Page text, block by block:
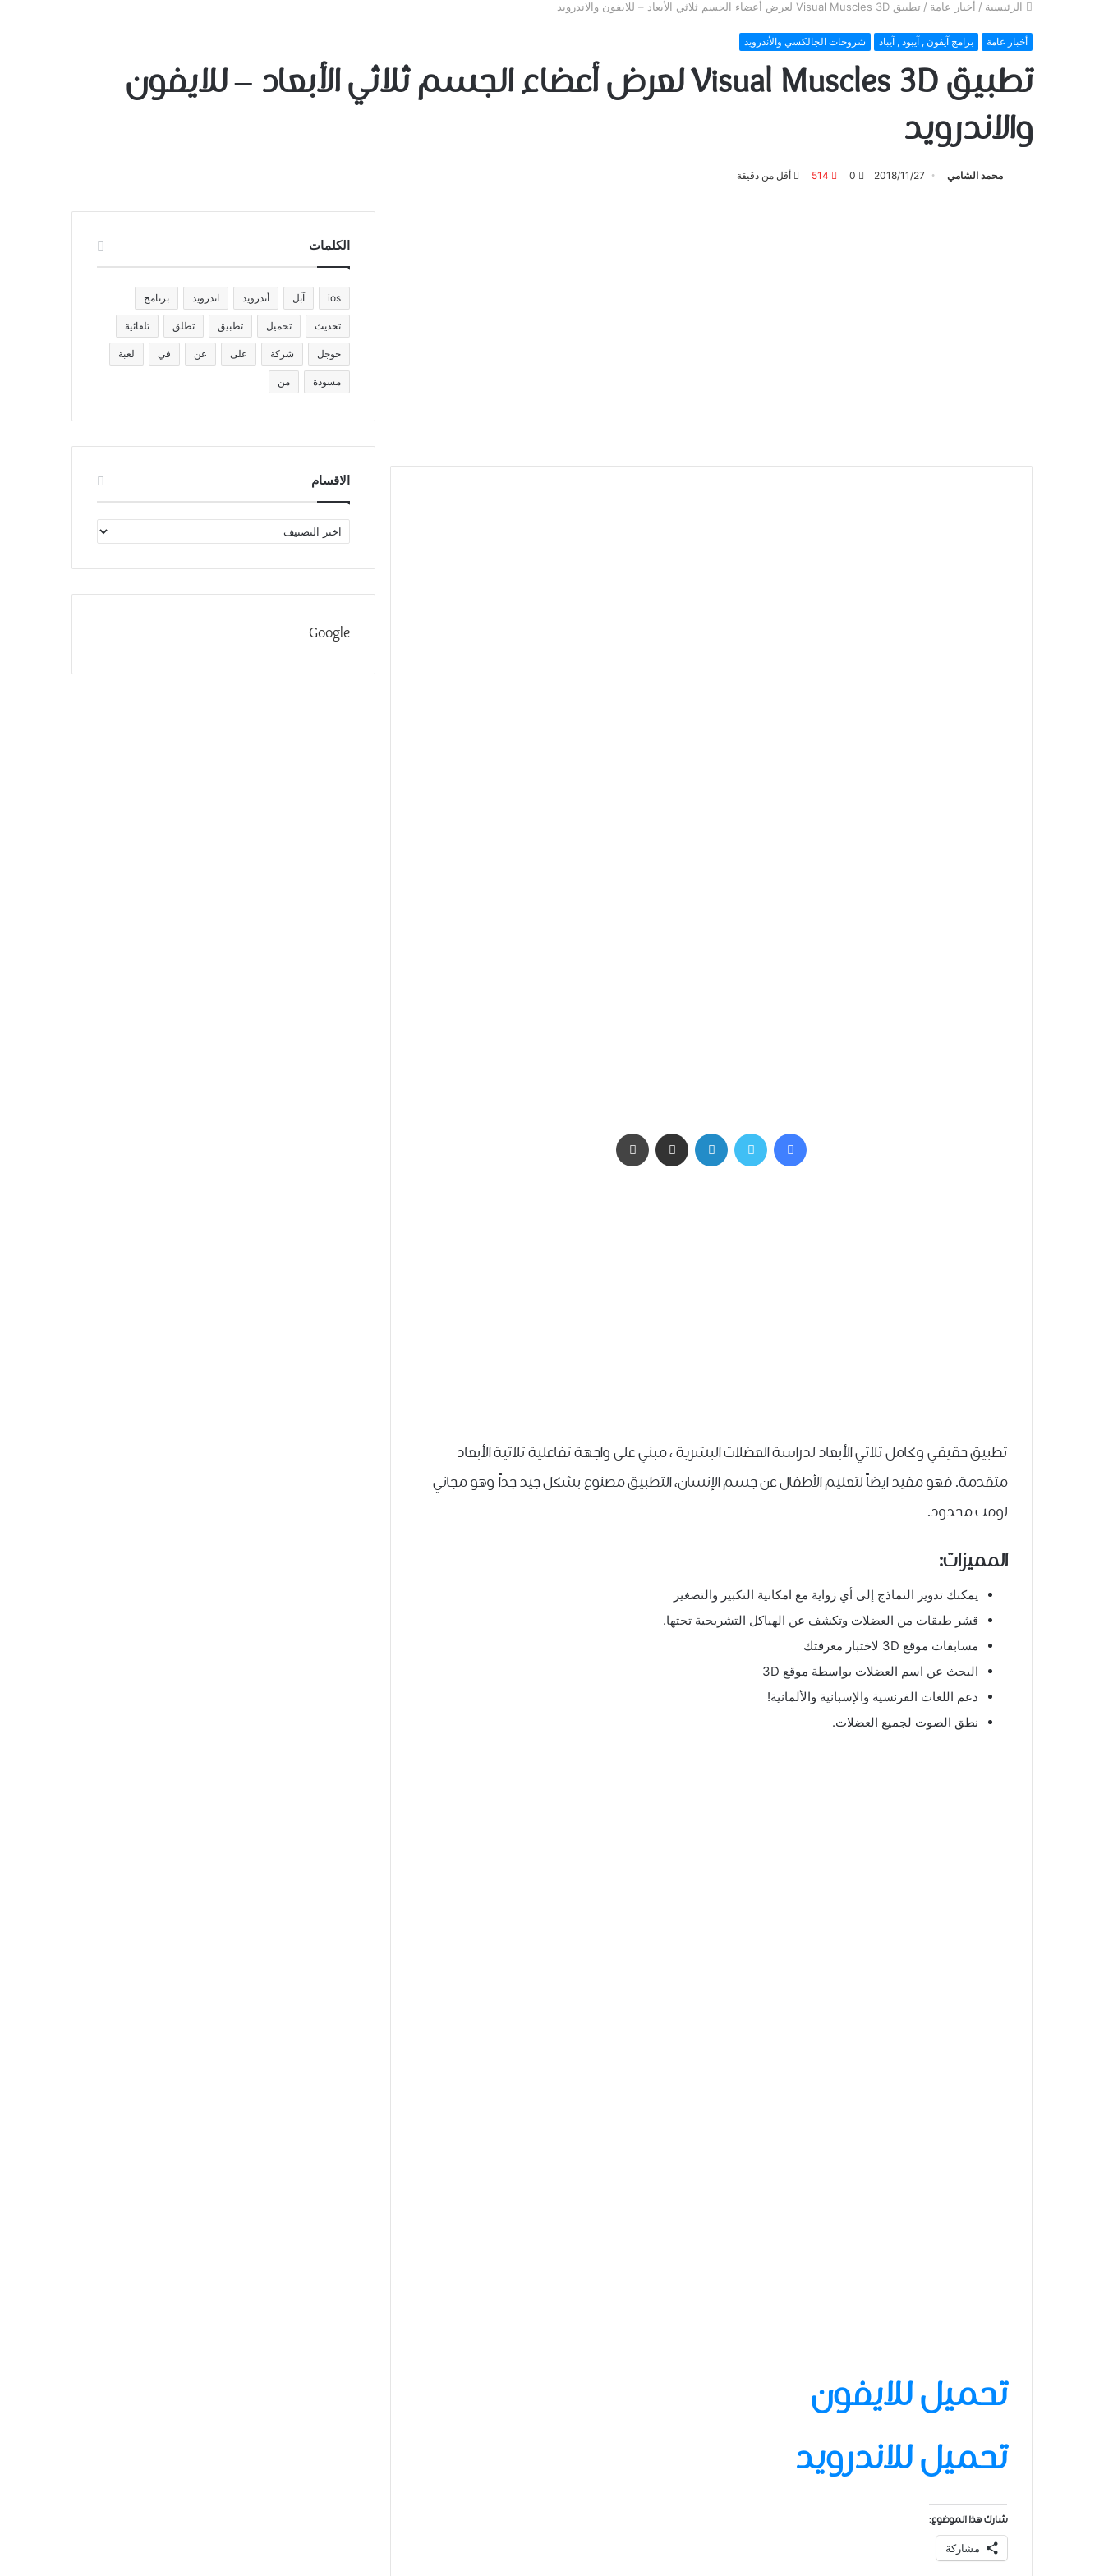
الرئيسية / أخبار عامة / تطبيق Visual Muscles 3D لعرض أعضاء الجسم ثلاثي الأبعاد – للايفون والاندرويد
أخبار عامة برامج آيفون , آيبود , آيباد شروحات الجالكسي والأندرويد
تطبيق Visual Muscles 3D لعرض أعضاء الجسم ثلاثي الأبعاد – للايفون
والاندرويد
محمد الشامي 2018/11/27
0
514 أقل من دقيقة
فيسبوك تويتر لينكدإن مشاركة عبر البريد
تطبيق حقيقي وكامل ثلاثي الأبعاد لدراسة العضلات البشرية ، مبني على واجهة تفاعلية ثلاثية الأبعاد
متقدمة. فهو مفيد ايضاً لتعليم الأطفال عن جسم الإنسان، التطبيق مصنوع بشكل جيد جداً وهو مجاني
لوقت محدود.
المميزات:
يمكنك تدوير النماذج إلى أي زواية مع امكانية التكبير والتصغير
قشر طبقات من العضلات وتكشف عن الهياكل التشريحية تحتها.
مسابقات موقع 3D لاختبار معرفتك
البحث عن اسم العضلات بواسطة موقع 3D
دعم اللغات الفرنسية والإسبانية والألمانية!
نطق الصوت لجميع العضلات.
تحميل للايفون
تحميل للاندرويد
شارك هذا الموضوع:
مشاركة
الكلمات
ios آبل أندرويد اندرويد برنامج
تحديث تحميل تطبيق تطلق تلقائية
جوجل شركة على عن في لعبة
مسودة من
الاقسام
الاقسام
Google